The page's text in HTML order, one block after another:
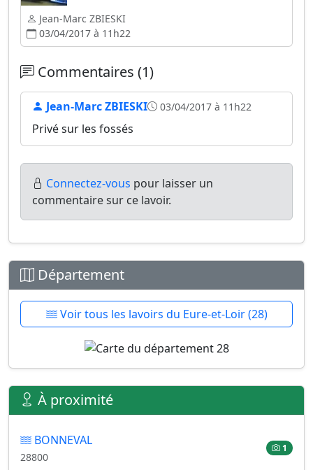
Jean-Marc ZBIESKI
03/04/2017 à 11h22
Commentaires (1)
Jean-Marc ZBIESKI 03/04/2017 à 11h22
Privé sur les fossés
Connectez-vous pour laisser un
commentaire sur ce lavoir.
Département
Voir tous les lavoirs du Eure-et-Loir (28)
À proximité
BONNEVAL
28800
1